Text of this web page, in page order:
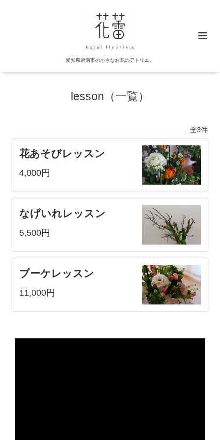
愛知県碧南市の小さなお花のアトリエ。
lesson（一覧）
全3件
花あそびレッスン
4,000円
なげいれレッスン
5,500円
ブーケレッスン
11,000円